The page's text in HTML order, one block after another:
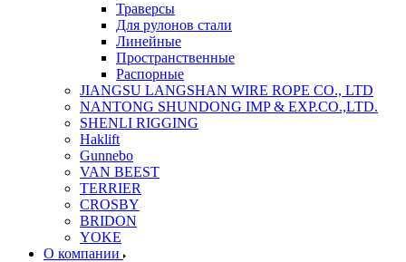
Траверсы
Для рулонов стали
Линейные
Пространственные
Распорные
JIANGSU LANGSHAN WIRE ROPE CO., LTD
NANTONG SHUNDONG IMP & EXP.CO.,LTD.
SHENLI RIGGING
Haklift
Gunnebo
VAN BEEST
TERRIER
CROSBY
BRIDON
YOKE
О компании